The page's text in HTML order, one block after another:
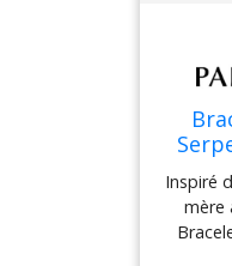
Inspiré
mère